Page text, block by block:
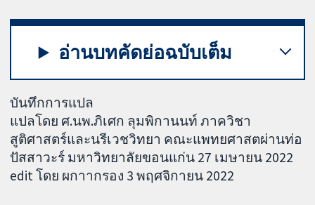
อ่านบทคัดย่อฉบับเต็ม
บันทึกการแปล
แปลโดย ศ.นพ.ภิเศก ลุมพิกานนท์ ภาควิชา
สูติศาสตร์และนรีเวชวิทยา คณะแพทยศาสตผ่านท่อ
ปัสสาวะร์ มหาวิทยาลัยขอนแก่น 27 เมษายน 2022
edit โดย ผกาากรอง 3 พฤศจิกายน 2022